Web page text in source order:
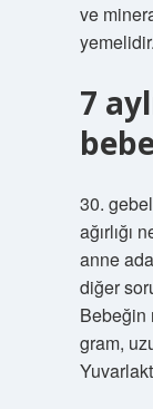
ve
yemelidir.
7
30.
ağırlığı
anne
diğer
Bebeğin
gram,